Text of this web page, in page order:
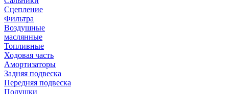
Сцепление
Фильтра
Воздушные
маслянные
Топливные
Ходовая часть
Амортизаторы
Задняя подвеска
Передняя подвеска
Подушки